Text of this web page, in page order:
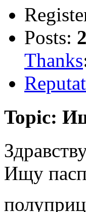
Posts: 2
Thanks
Topic:
Ищу